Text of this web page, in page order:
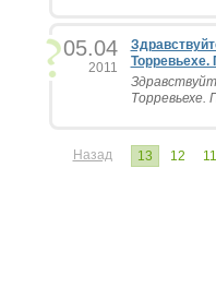
05.04
2011
Торревьехе.
Торревьехе.
Назад 13 12 11